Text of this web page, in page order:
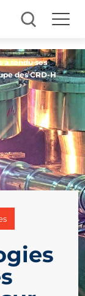
a rendu ses
des CRD-H